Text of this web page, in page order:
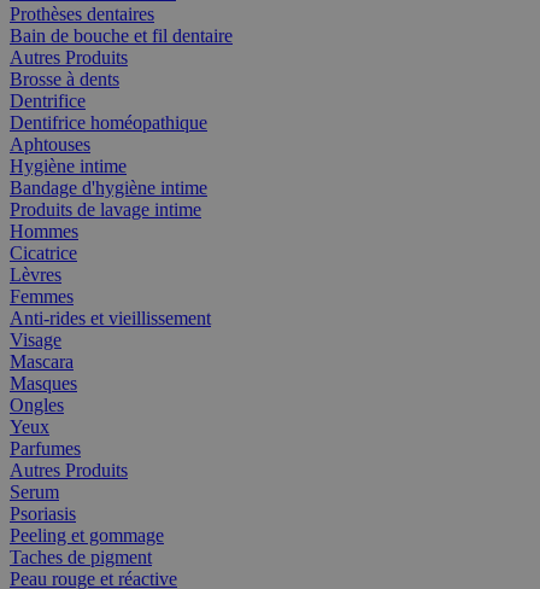
Prothèses dentaires
Bain de bouche et fil dentaire
Autres Produits
Brosse à dents
Dentrifice
Dentifrice homéopathique
Aphtouses
Hygiène intime
Bandage d'hygiène intime
Produits de lavage intime
Hommes
Cicatrice
Lèvres
Femmes
Anti-rides et vieillissement
Visage
Mascara
Masques
Ongles
Yeux
Parfumes
Autres Produits
Serum
Psoriasis
Peeling et gommage
Taches de pigment
Peau rouge et réactive